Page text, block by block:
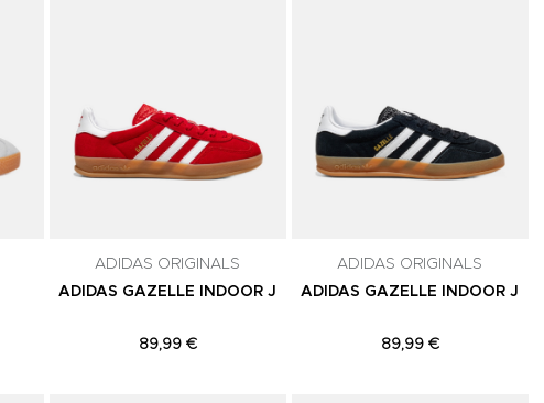
ADIDAS ORIGINALS
ADIDAS GAZELLE INDOOR J
89,99 €
ADIDAS ORIGINALS
ADIDAS GAZELLE INDOOR J
89,99 €